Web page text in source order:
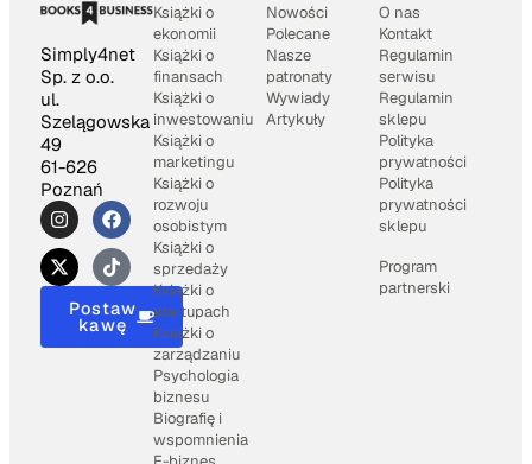
Simply4net
Sp. z o.o.
ul.
Szelągowska
49
61-626
Poznań
Postaw
kawę
Książki o
ekonomii
Książki o
finansach
Książki o
inwestowaniu
Książki o
marketingu
Książki o
rozwoju
osobistym
Książki o
sprzedaży
Książki o
startupach
Książki o
zarządzaniu
Psychologia
biznesu
Biografię i
wspomnienia
Nowości
Polecane
Nasze
patronaty
Wywiady
Artykuły
O nas
Kontakt
Regulamin
serwisu
Regulamin
sklepu
Polityka
prywatności
Polityka
prywatności
sklepu
Program
partnerski